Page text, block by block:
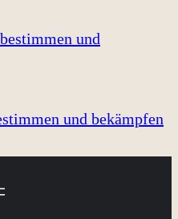
und bekämpfen